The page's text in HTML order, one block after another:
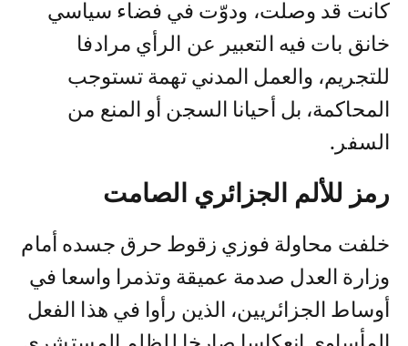
كانت قد وصلت، ودوّت في فضاء سياسي
خانق بات فيه التعبير عن الرأي مرادفا
للتجريم، والعمل المدني تهمة تستوجب
المحاكمة، بل أحيانا السجن أو المنع من
السفر.
رمز للألم الجزائري الصامت
خلفت محاولة فوزي زقوط حرق جسده أمام
وزارة العدل صدمة عميقة وتذمرا واسعا في
أوساط الجزائريين، الذين رأوا في هذا الفعل